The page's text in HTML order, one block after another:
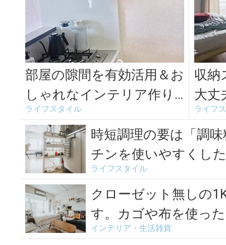
部屋の隙間を有効活用＆お
しゃれなインテリア作り
にも。突っ張り棒の賢い
使用法10選
ライフスタイル
収納
大丈
を
る」
ライフ
時短調理の要は「調
チンを使いやすくし
ライフスタイル
クローゼット無しの
す。カゴや布を使っ
術
インテリア・生活雑貨